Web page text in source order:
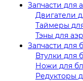
Запчасти для
Двигатели
Таймеры
Тэны для
Запчасти для
Втулки для
Ножи для
Редукторы